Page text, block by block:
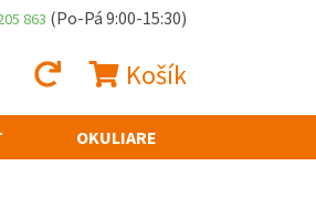
863 (Po-Pá 9:00-15:30)
Košík
OKULIARE